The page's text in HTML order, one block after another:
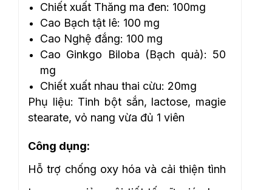
Chiết xuất Thăng ma đen: 100mg
Cao Bạch tật lê: 100 mg
Cao Nghệ đắng: 100 mg
Cao Ginkgo Biloba (Bạch quả): 50
mg
Chiết xuất nhau thai cừu: 20mg
Phụ liệu: Tinh bột sắn, lactose, magie
stearate, vỏ nang vừa đủ 1 viên
Công dụng:
Hỗ trợ chống oxy hóa và cải thiện tình